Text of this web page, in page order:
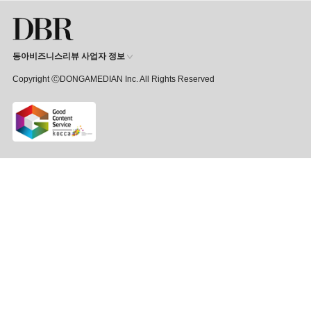
동아비즈니스리뷰 사업자 정보
Copyright ⒸDONGAMEDIAN Inc. All Rights Reserved